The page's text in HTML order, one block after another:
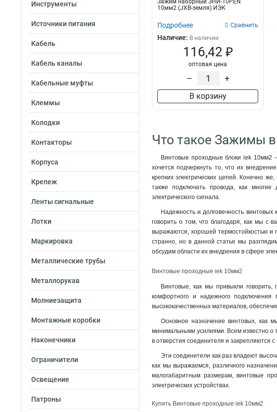
Инструменты
Источники питания
Кабель
Кабель каналы
Кабельные муфты
Клеммы
Колодки
Контакторы
Корпуса
Крепеж
Ленты сигнальные
Лотки
Маркировка
Металлические трубы
Металлорукав
Молниезащита
Монтажные коробки
Наконечники
Ограничители
Освещение
Патроны
Зажим наборный ЗНИ-10PEN
10мм2 (JXB-земля) ИЭК
Подробнее Сравнить
Наличие: В наличии
116,42 ₽
оптовая цена
– +
В корзину
Что такое Зажимы
Винтовые проходные блоки iek 10мм2
хочется подчеркнуть то, что их
крепких электрических цепей. Конечно
также подключать провода, как многие
электрического сигнала.
Надежность и долговечность
говорить о том, что благодаря, как мы с
выражаются, хорошей термостойкостью и
странно, но в данной статье мы
обсудим области их внедрения в сфере
Винтовые проходные iek 10мм2
Винтовые, как мы привыкли
комфортного и надежного
высококачественных материалов,
Основное назначение винтовых, как
минимальными усилиями. Всем известно о
в отверстия соединителя и закрепляются
Эти соединители как раз владеют
как мы выражаемся, различного
малогабаритным размерам, винтовые
электрических устройствах.
Купить Винтовые проходные iek 10мм2